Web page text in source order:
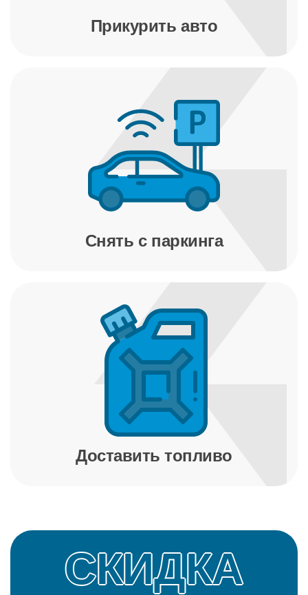
Прикурить авто
Снять с паркинга
Доставить топливо
СКИДКА